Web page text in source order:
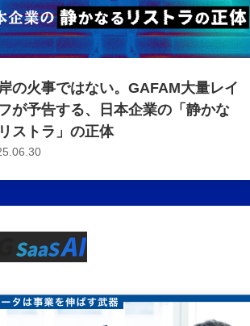
の火事ではない。GAFAM大量レイ
が予告する、日本企業の「静かな
ストラ」の正体